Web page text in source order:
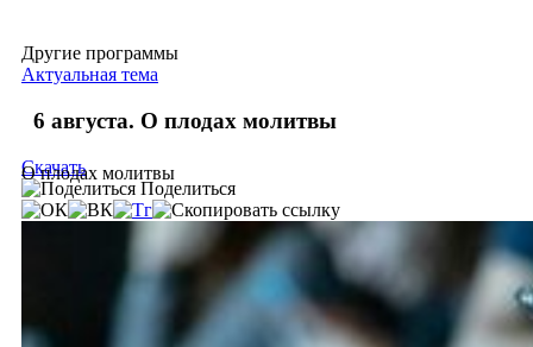
Другие программы
Актуальная тема
6 августа. О плодах молитвы
О плодах молитвы
Скачать
Поделиться